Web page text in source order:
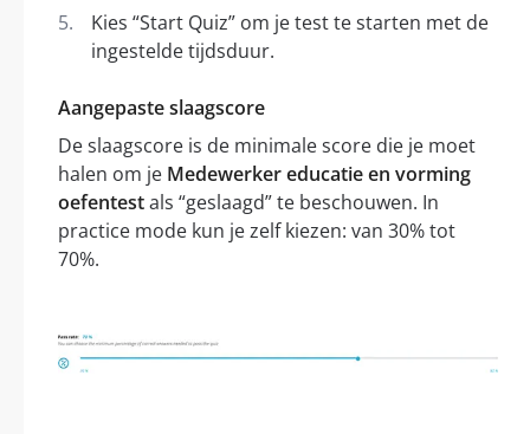
Kies “Start Quiz” om je test te starten met de
ingestelde tijdsduur.
Aangepaste slaagscore
De slaagscore is de minimale score die je moet
halen om je Medewerker educatie en vorming
oefentestals “geslaagd” te beschouwen. In
practice mode kun je zelf kiezen: van 30% tot
70%.